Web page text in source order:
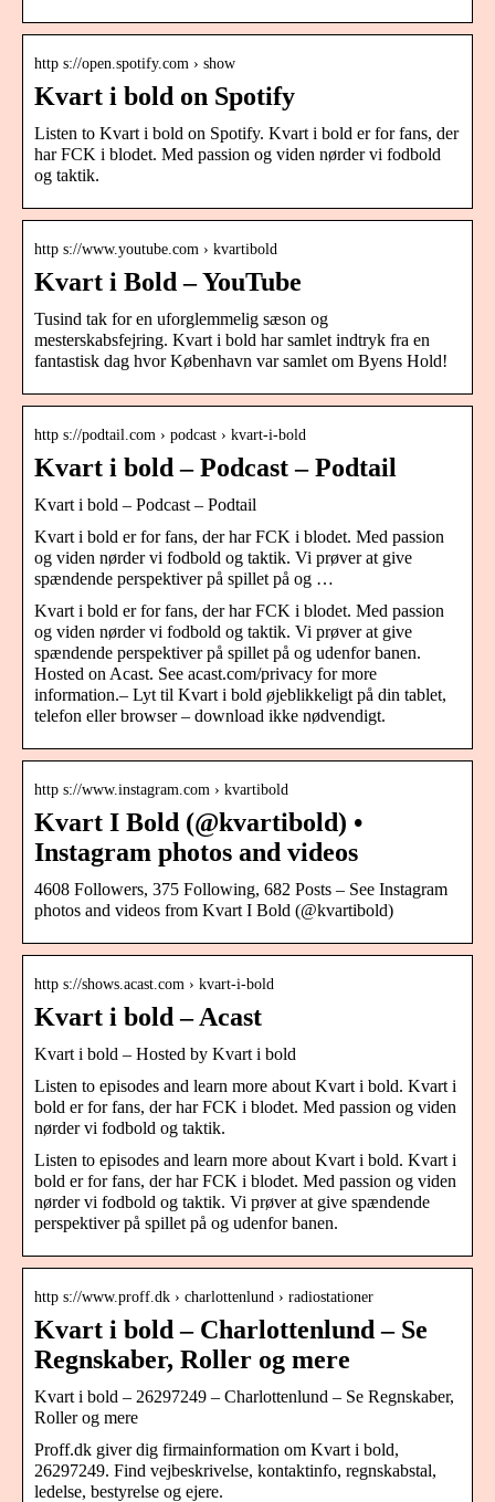
http s://open.spotify.com › show
Kvart i bold on Spotify
Listen to Kvart i bold on Spotify. Kvart i bold er for fans, der
har FCK i blodet. Med passion og viden nørder vi fodbold
og taktik.
http s://www.youtube.com › kvartibold
Kvart i Bold – YouTube
Tusind tak for en uforglemmelig sæson og
mesterskabsfejring. Kvart i bold har samlet indtryk fra en
fantastisk dag hvor København var samlet om Byens Hold!
http s://podtail.com › podcast › kvart-i-bold
Kvart i bold – Podcast – Podtail
Kvart i bold – Podcast – Podtail
Kvart i bold er for fans, der har FCK i blodet. Med passion
og viden nørder vi fodbold og taktik. Vi prøver at give
spændende perspektiver på spillet på og …
Kvart i bold er for fans, der har FCK i blodet. Med passion
og viden nørder vi fodbold og taktik. Vi prøver at give
spændende perspektiver på spillet på og udenfor banen.
Hosted on Acast. See acast.com/privacy for more
information.– Lyt til Kvart i bold øjeblikkeligt på din tablet,
telefon eller browser – download ikke nødvendigt.
http s://www.instagram.com › kvartibold
Kvart I Bold (@kvartibold) •
Instagram photos and videos
4608 Followers, 375 Following, 682 Posts – See Instagram
photos and videos from Kvart I Bold (@kvartibold)
http s://shows.acast.com › kvart-i-bold
Kvart i bold – Acast
Kvart i bold – Hosted by Kvart i bold
Listen to episodes and learn more about Kvart i bold. Kvart i
bold er for fans, der har FCK i blodet. Med passion og viden
nørder vi fodbold og taktik.
Listen to episodes and learn more about Kvart i bold. Kvart i
bold er for fans, der har FCK i blodet. Med passion og viden
nørder vi fodbold og taktik. Vi prøver at give spændende
perspektiver på spillet på og udenfor banen.
http s://www.proff.dk › charlottenlund › radiostationer
Kvart i bold – Charlottenlund – Se
Regnskaber, Roller og mere
Kvart i bold – 26297249 – Charlottenlund – Se Regnskaber,
Roller og mere
Proff.dk giver dig firmainformation om Kvart i bold,
26297249. Find vejbeskrivelse, kontaktinfo, regnskabstal,
ledelse, bestyrelse og ejere.